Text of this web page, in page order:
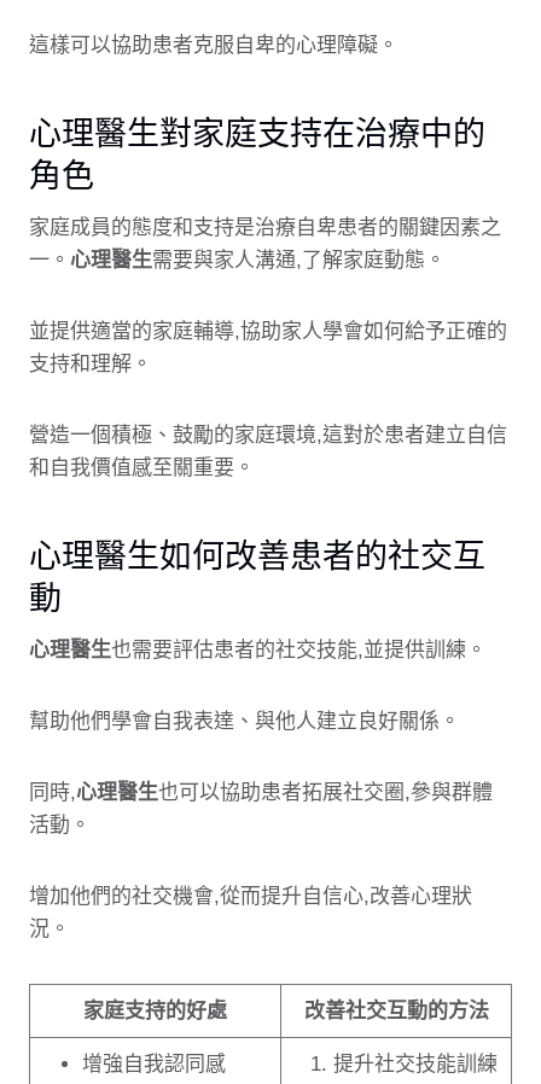
這樣可以協助患者克服自卑的心理障礙。
心理醫生對家庭支持在治療中的
角色
家庭成員的態度和支持是治療自卑患者的關鍵因素之
一。 心理醫生需要與家人溝通,了解家庭動態。
並提供適當的家庭輔導,協助家人學會如何給予正確的
支持和理解。
營造一個積極、鼓勵的家庭環境,這對於患者建立自信
和自我價值感至關重要。
心理醫生如何改善患者的社交互
動
心理醫生也需要評估患者的社交技能,並提供訓練。
幫助他們學會自我表達、與他人建立良好關係。
同時,心理醫生也可以協助患者拓展社交圈,參與群體
活動。
增加他們的社交機會,從而提升自信心,改善心理狀
況。
家庭支持的好處 改善社交互動的方法
增強自我認同感
提升社交技能訓練